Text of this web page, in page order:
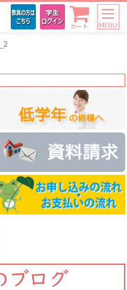
カート MENU